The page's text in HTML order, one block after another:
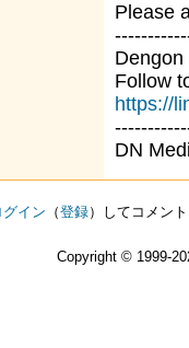
Please
Follow
https://
DN
グイン （登録）してコメン
Copyright © 1999-